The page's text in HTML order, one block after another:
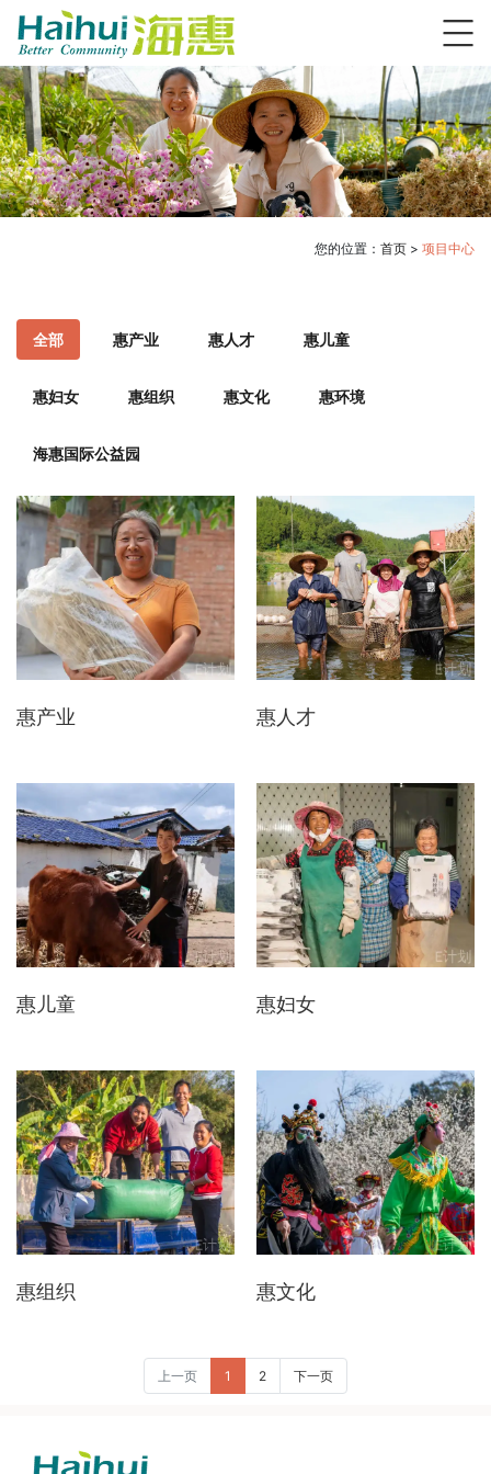
您的位置： 首页 > 项目中心
全部 惠产业 惠人才 惠儿童
惠妇女 惠组织 惠文化 惠环境
海惠国际公益园
惠产业 惠人才
惠儿童 惠妇女
惠组织 惠文化
上一页 1 2 下一页